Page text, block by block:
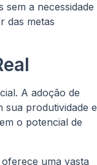
a necessidade
das metas
A adoção de
sua produtividade e
o potencial de
uma vasta